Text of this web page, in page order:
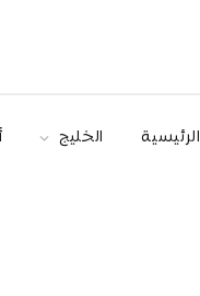
الرئيسية الخليج